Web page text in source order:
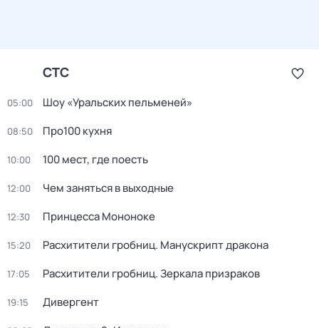
СТС
05:00 Шоу «Уральских пельменей»
08:50 Про100 кухня
10:00 100 мест, где поесть
12:00 Чем заняться в выходные
12:30 Принцесса Мононоке
15:20 Расхитители гробниц. Манускрипт дракона
17:05 Расхитители гробниц. Зеркала призраков
19:15 Дивергент